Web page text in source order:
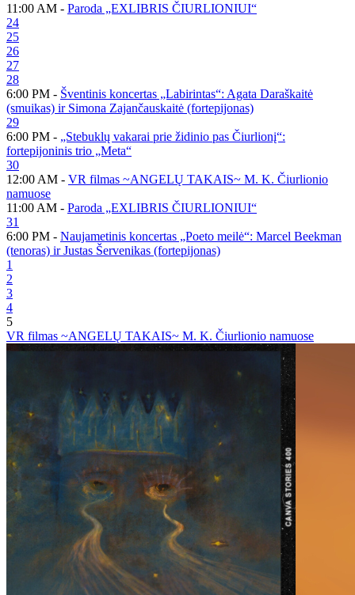
11:00 AM - Paroda „EXLIBRIS ČIURLIONIUI“
24
25
26
27
28
6:00 PM - Šventinis koncertas „Labirintas“: Agata Daraškaitė
(smuikas) ir Simona Zajančauskaitė (fortepijonas)
29
6:00 PM - „Stebuklų vakarai prie židinio pas Čiurlionį“:
fortepijoninis trio „Meta“
30
12:00 AM - VR filmas ~ANGELŲ TAKAIS~ M. K. Čiurlionio
namuose
11:00 AM - Paroda „EXLIBRIS ČIURLIONIUI“
31
6:00 PM - Naujametinis koncertas „Poeto meilė“: Marcel Beekman
(tenoras) ir Justas Šervenikas (fortepijonas)
1
2
3
4
5
VR filmas ~ANGELŲ TAKAIS~ M. K. Čiurlionio namuose